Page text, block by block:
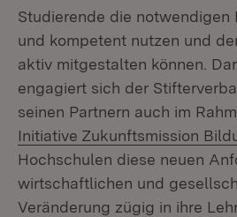
Studierende die notwendigen
und kompetent nutzen und
aktiv mitgestalten können.
engagiert sich der
seinen Partnern auch im
Initiative Zukunftsmission
Hochschulen diese neuen
wirtschaftlichen und
Veränderung zügig in ihre